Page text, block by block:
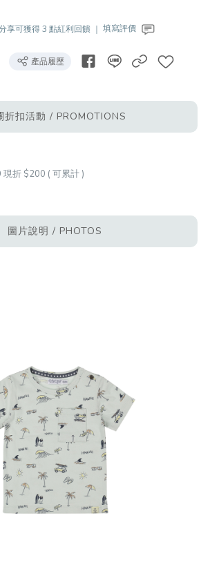
享可獲得 3 點紅利回饋 ｜ 填寫評價
產品履歷
折扣活動 / PROMOTIONS
折 $200 ( 可累計 )
圖片說明 / PHOTOS